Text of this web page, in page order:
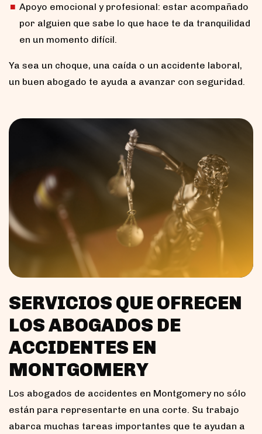
Apoyo emocional y profesional: estar acompañado
por alguien que sabe lo que hace te da tranquilidad
en un momento difícil.
Ya sea un choque, una caída o un accidente laboral,
un buen abogado te ayuda a avanzar con seguridad.
SERVICIOS QUE OFRECEN
LOS ABOGADOS DE
ACCIDENTES EN
MONTGOMERY
Los abogados de accidentes en Montgomery no sólo
están para representarte en una corte. Su trabajo
abarca muchas tareas importantes que te ayudan a